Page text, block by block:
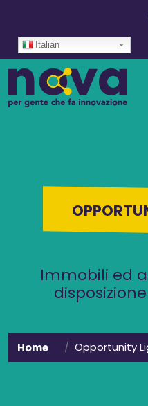
Italian
Immobili ed
Home Opportunity